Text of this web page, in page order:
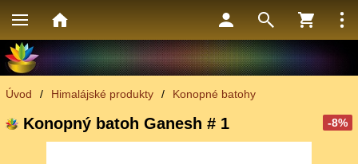
Úvod / Himalájské produkty / Konopné batohy
-8%
Konopný batoh Ganesh # 1